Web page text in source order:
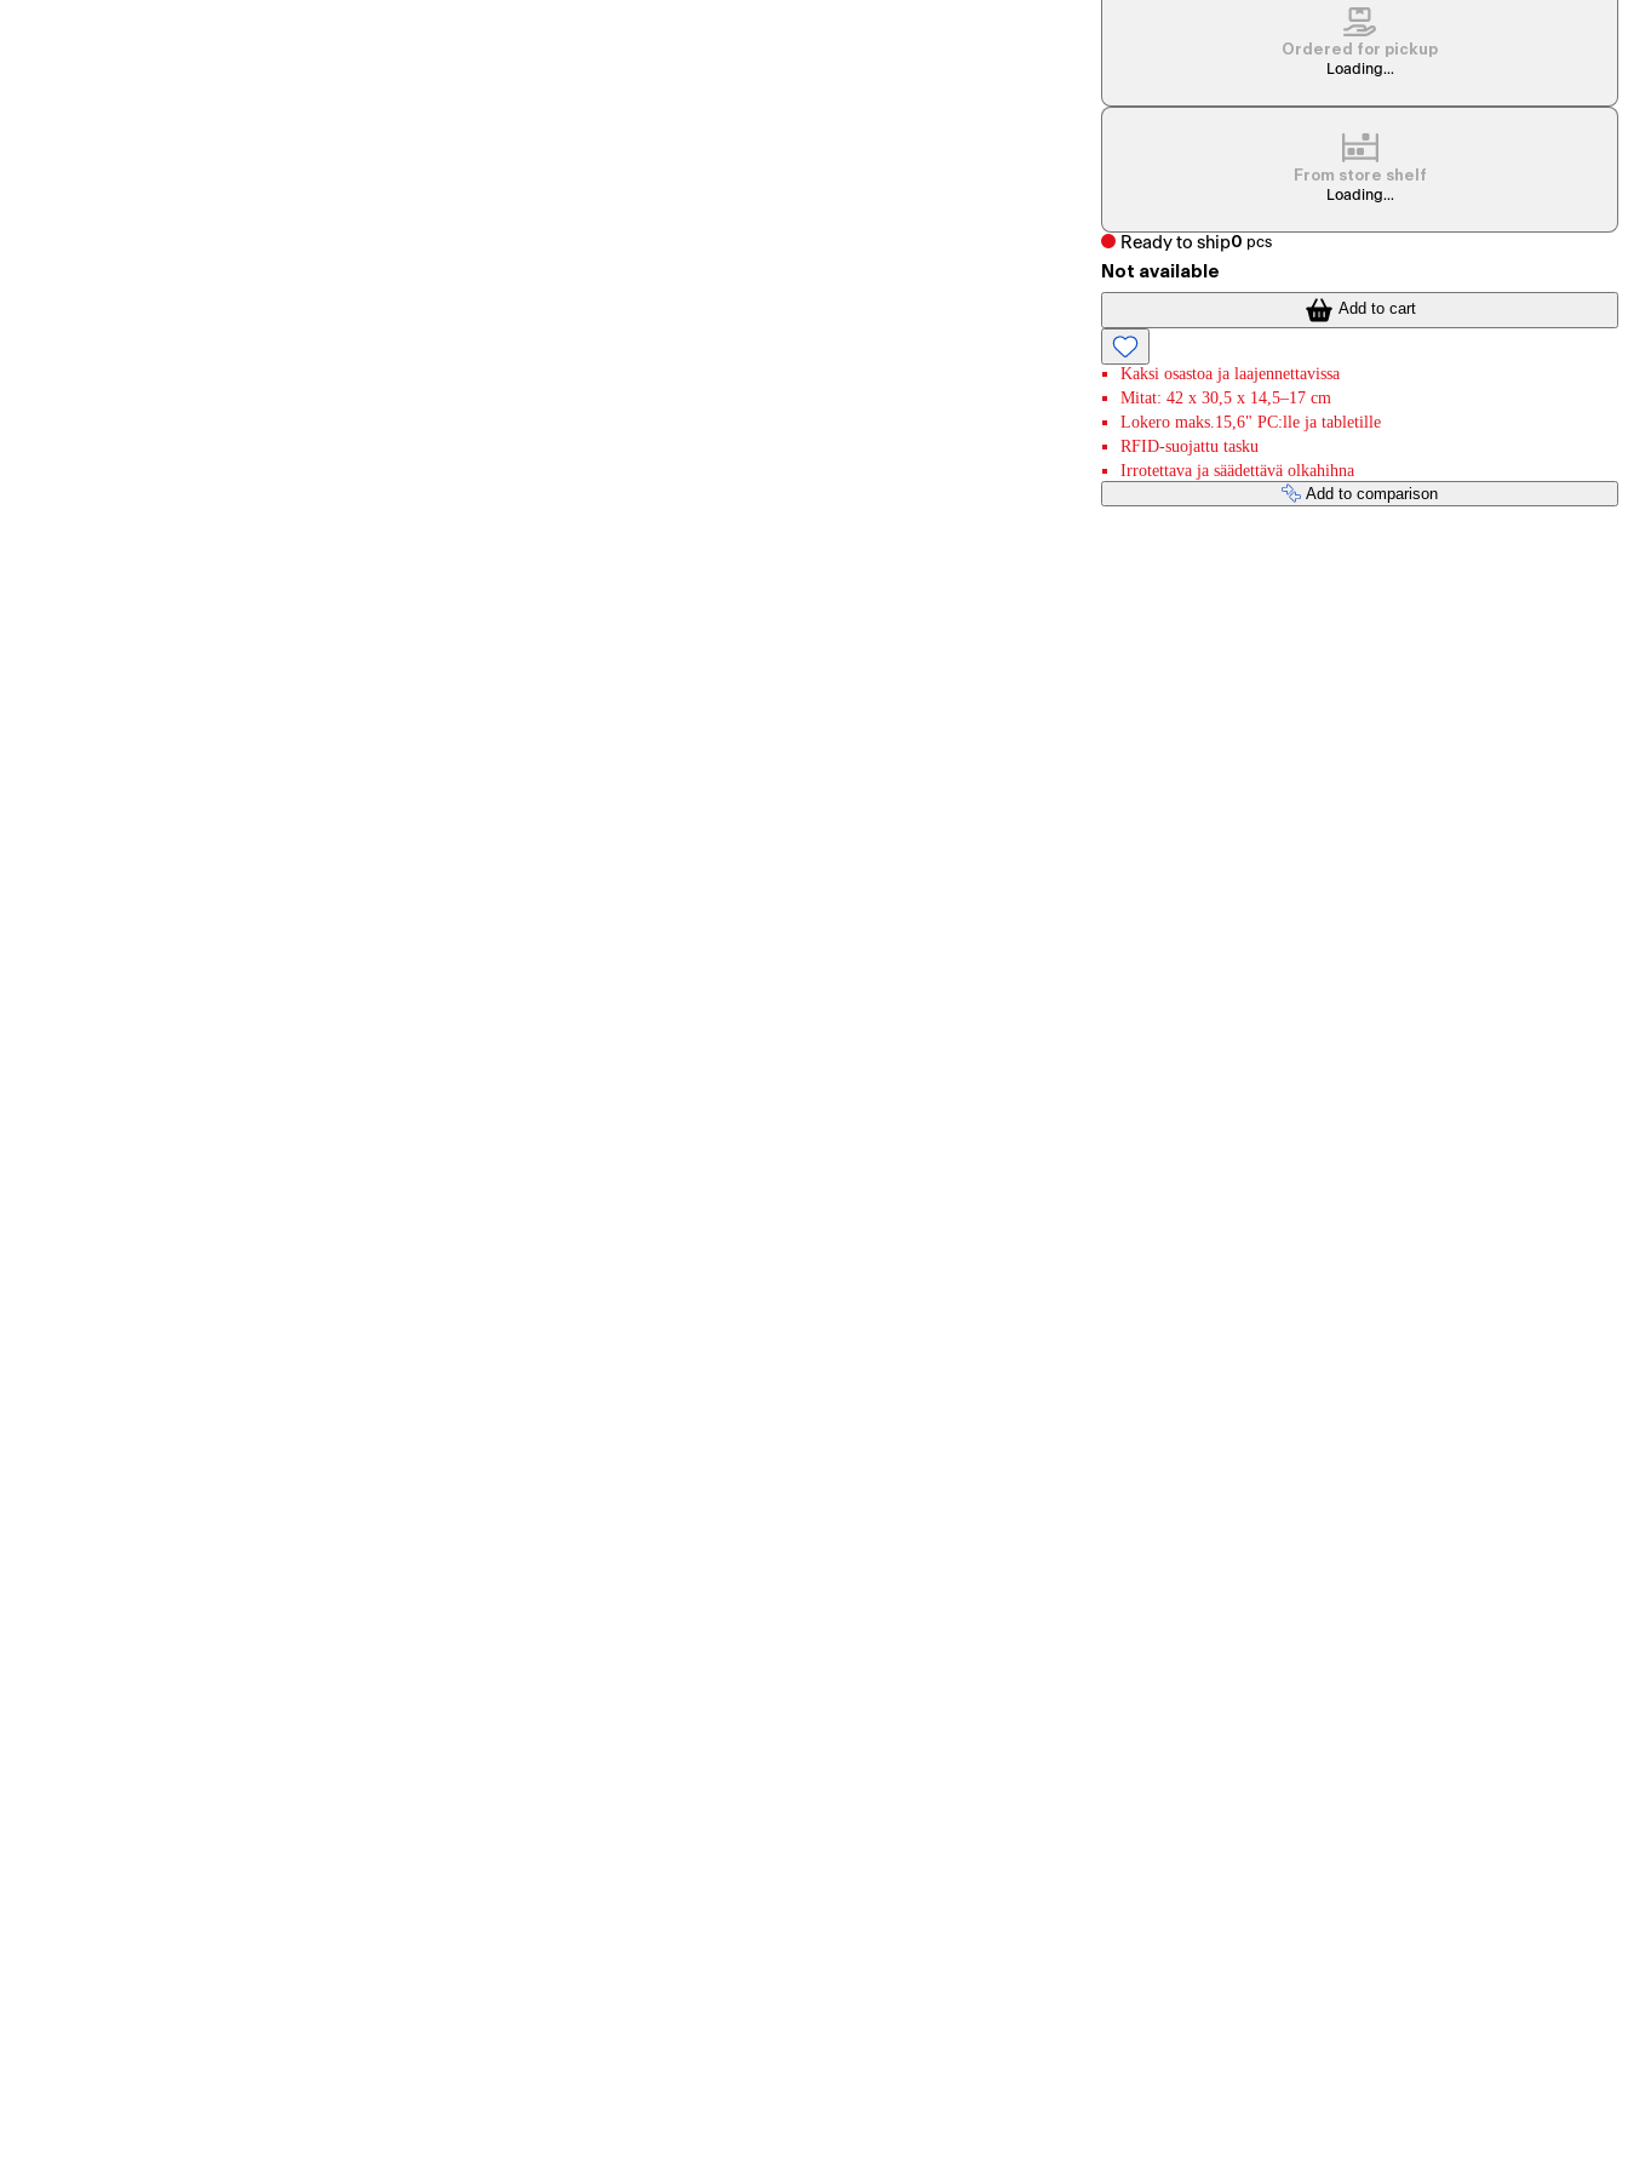
Ordered for pickup
Loading...
From store shelf
Loading...
Ready to ship0 pcs
Not available
Add to cart
Kaksi osastoa ja laajennettavissa
Mitat: 42 x 30,5 x 14,5–17 cm
Lokero maks.15,6" PC:lle ja tabletille
RFID-suojattu tasku
Irrotettava ja säädettävä olkahihna
Add to comparison